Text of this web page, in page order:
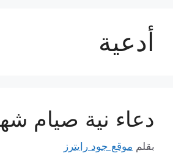
أدعية
دعاء نية صيام
بقلم موقع جود رايترز